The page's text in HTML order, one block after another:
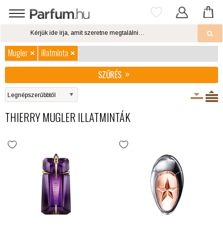
Mugler
illatminta
SZŰRÉS
THIERRY MUGLER ILLATMINTÁK